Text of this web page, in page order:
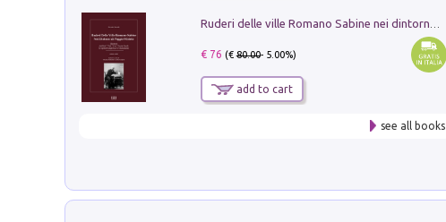
€ 76 (€80.00- 5.00%)
add to cart
see all books